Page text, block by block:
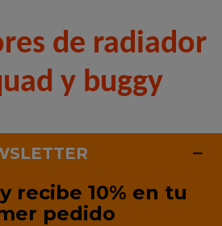
de radiador
y buggy
recibe 10% en tu
pedido